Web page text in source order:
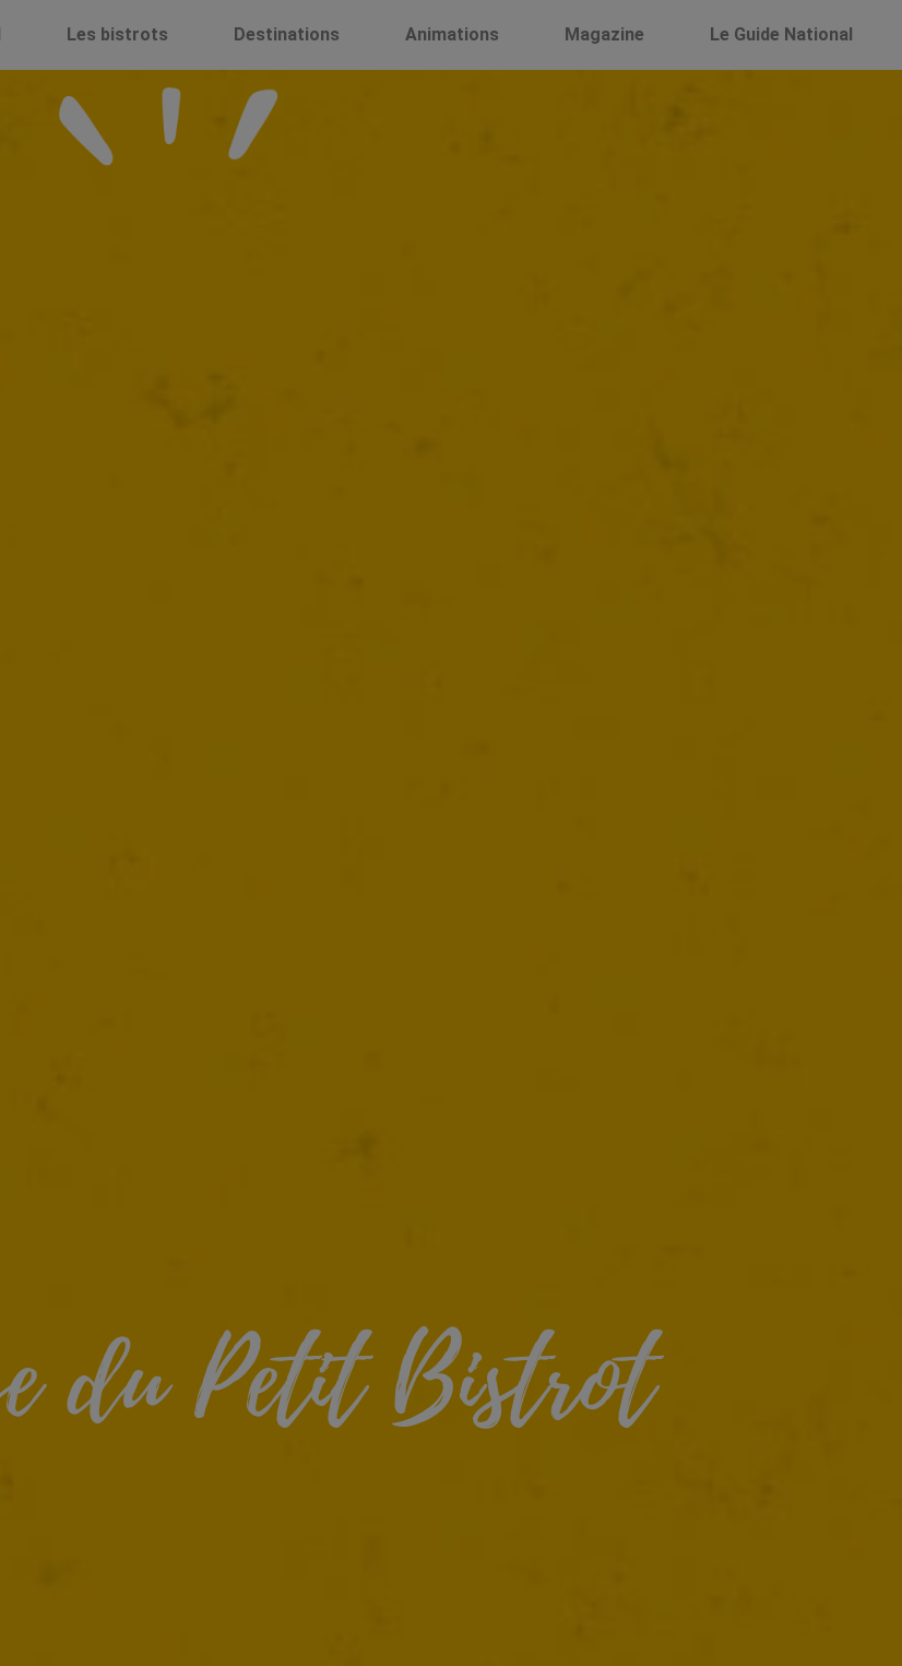
du Petit Bistrot
Les bistrots Destinations Animations Magazine Le Guide National